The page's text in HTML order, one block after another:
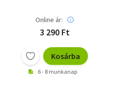
Online ár:
3 290 Ft
Kosárba
6 - 8 munkanap